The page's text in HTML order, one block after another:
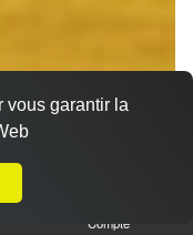
Compte
vous garantir la